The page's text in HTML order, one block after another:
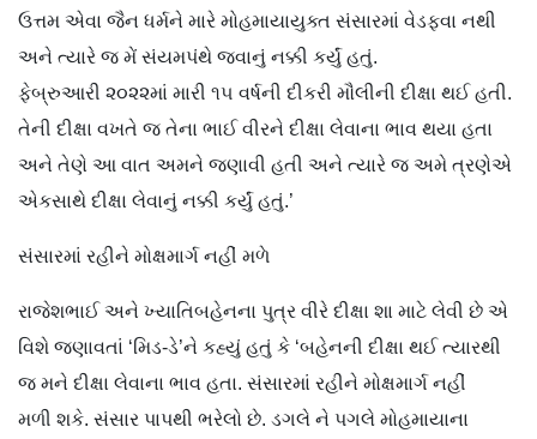
ઉત્તમ એવા જૈન ધર્મને મારે મોહમાયાયુક્ત સંસારમાં વેડફવા નથી
અને ત્યારે જ મેં સંયમપંથે જવાનું નક્કી કર્યું હતું.
ફેબ્રુઆરી ૨૦૨૨માં મારી ૧૫ વર્ષની દીકરી મૌલીની દીક્ષા થઈ હતી.
તેની દીક્ષા વખતે જ તેના ભાઈ વીરને દીક્ષા લેવાના ભાવ થયા હતા
અને તેણે આ વાત અમને જણાવી હતી અને ત્યારે જ અમે ત્રણેએ
એકસાથે દીક્ષા લેવાનું નક્કી કર્યું હતું.’
સંસારમાં રહીને મોક્ષમાર્ગ નહીં મળે
રાજેશભાઈ અને ખ્યાતિબહેનના પુત્ર વીરે દીક્ષા શા માટે લેવી છે એ
વિશે જણાવતાં ‘મિડ-ડે’ને કહ્યું હતું કે ‘બહેનની દીક્ષા થઈ ત્યારથી
જ મને દીક્ષા લેવાના ભાવ હતા. સંસારમાં રહીને મોક્ષમાર્ગ નહીં
મળી શકે. સંસાર પાપથી ભરેલો છે. ડગલે ને પગલે મોહમાયાના